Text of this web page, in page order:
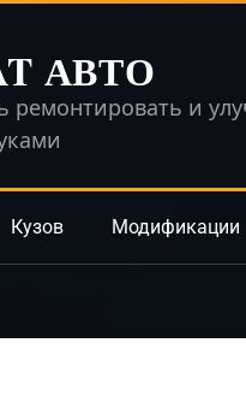
АВТО
ремонтировать и
Кузов Модификации